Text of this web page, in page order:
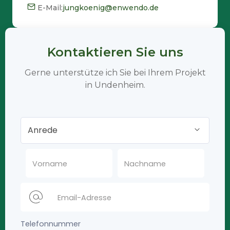
E-Mail:jungkoenig@enwendo.de
Kontaktieren Sie uns
Gerne unterstütze ich Sie bei Ihrem Projekt
in Undenheim.